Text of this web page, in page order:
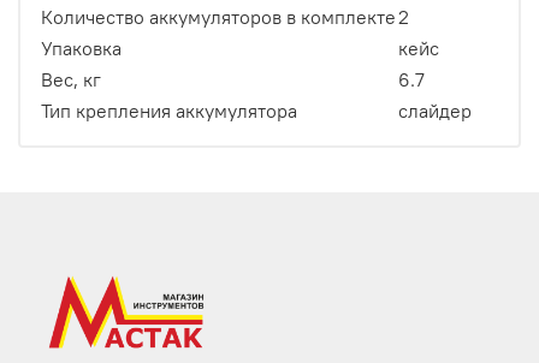
Количество аккумуляторов в комплекте2
Упаковка
кейс
Вес, кг
6.7
Тип крепления аккумулятора
слайдер